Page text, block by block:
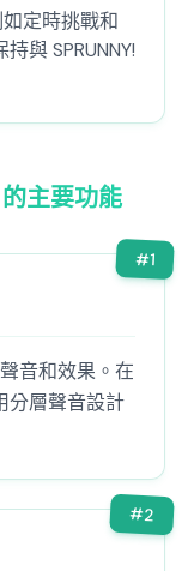
定時挑戰和
與 SPRUNNY!
主要功能
#1
音和效果。在
分層聲音設計
#2